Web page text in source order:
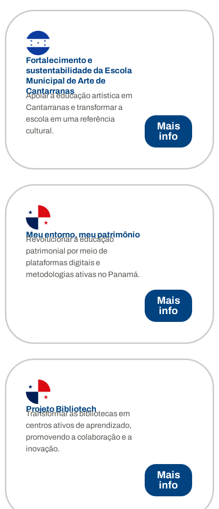
Fortalecimento e
sustentabilidade da Escola
Municipal de Arte de
Cantarranas
Apoiar a educação artística em
Cantarranas e transformar a
escola em uma referência
cultural.
Mais
info
Meu entorno, meu patrimônio
Revolucionar a educação
patrimonial por meio de
plataformas digitais e
metodologias ativas no Panamá.
Mais
info
Projeto Bibliotech
Transformar as bibliotecas em
centros ativos de aprendizado,
promovendo a colaboração e a
inovação.
Mais
info